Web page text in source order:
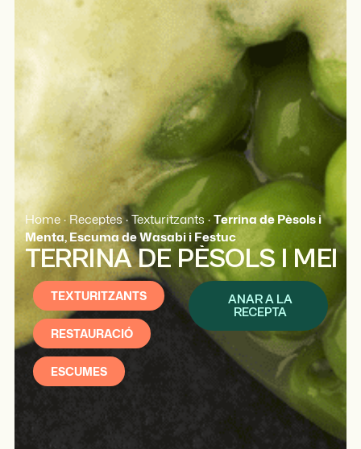
Home· Receptes·Texturitzants ·Terrina de Pèsols i
Menta, Escuma de Wasabi i Festuc
TERRINA DE PÈSOLS I
TEXTURITZANTS
RESTAURACIÓ
ESCUMES
ANAR A LA
RECEPTA